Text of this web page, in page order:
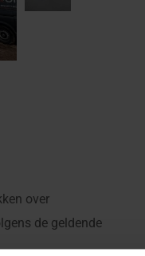
over
de geldende